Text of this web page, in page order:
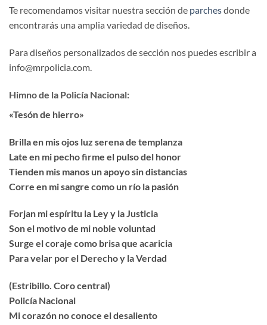
Te recomendamos visitar nuestra sección de parchesdonde
encontrarás una amplia variedad de diseños.
Para diseños personalizados de sección nos puedes escribir a
info@mrpolicia.com.
Himno de la Policía Nacional:
«Tesón de hierro»
Brilla en mis ojos luz serena de templanza
Late en mi pecho firme el pulso del honor
Tienden mis manos un apoyo sin distancias
Corre en mi sangre como un río la pasión
Forjan mi espíritu la Ley y la Justicia
Son el motivo de mi noble voluntad
Surge el coraje como brisa que acaricia
Para velar por el Derecho y la Verdad
(Estribillo. Coro central)
Policía Nacional
Mi corazón no conoce el desaliento